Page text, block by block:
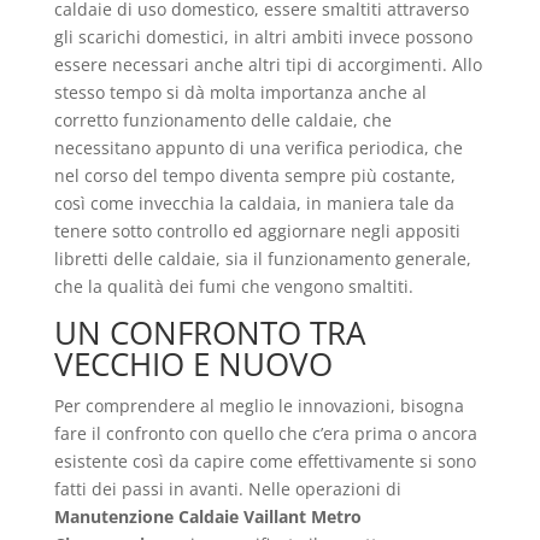
caldaie di uso domestico, essere smaltiti attraverso
gli scarichi domestici, in altri ambiti invece possono
essere necessari anche altri tipi di accorgimenti. Allo
stesso tempo si dà molta importanza anche al
corretto funzionamento delle caldaie, che
necessitano appunto di una verifica periodica, che
nel corso del tempo diventa sempre più costante,
così come invecchia la caldaia, in maniera tale da
tenere sotto controllo ed aggiornare negli appositi
libretti delle caldaie, sia il funzionamento generale,
che la qualità dei fumi che vengono smaltiti.
UN CONFRONTO TRA
VECCHIO E NUOVO
Per comprendere al meglio le innovazioni, bisogna
fare il confronto con quello che c’era prima o ancora
esistente così da capire come effettivamente si sono
fatti dei passi in avanti. Nelle operazioni di
Manutenzione Caldaie Vaillant Metro